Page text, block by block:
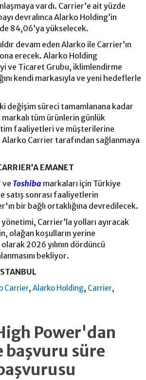
vardı. Carrier’e ait yüzde
devralınca Alarko Holding’in
84,06’ya yükselecek.
devam eden Alarko ile Carrier’ın
erecek. Alarko Holding
ve Ticaret Grubu, iklimlendirme
kendi markasıyla ve yeni hedeflerle
değişim süreci tamamlanana kadar
tüm ürünlerin günlük
faaliyetleri ve müşterilerine
Carrier tarafından sağlanmaya
EMANET
ve Toshiba markaları için Türkiye
satış sonrası faaliyetlerin
bir bağlı ortaklığına devredilecek.
Carrier’la yolları ayıracak
olağan koşulların yerine
2026 yılının dördüncü
bekliyor.
Carrier,Alarko Holding, Carrier,
Power'dan
başvuru süre